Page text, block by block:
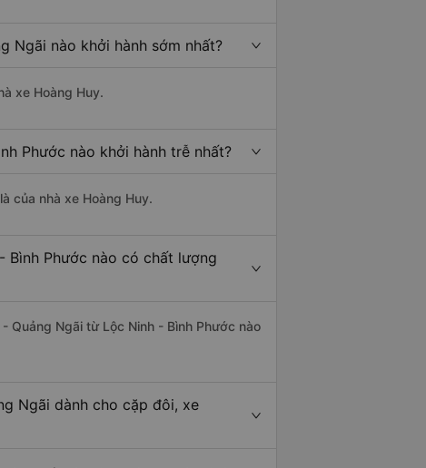
Ngãi nào khởi hành sớm nhất?
xe Hoàng Huy.
Phước nào khởi hành trễ nhất?
của nhà xe Hoàng Huy.
Bình Phước nào có chất lượng
Quảng Ngãi từ Lộc Ninh - Bình Phước nào
Ngãi dành cho cặp đôi, xe